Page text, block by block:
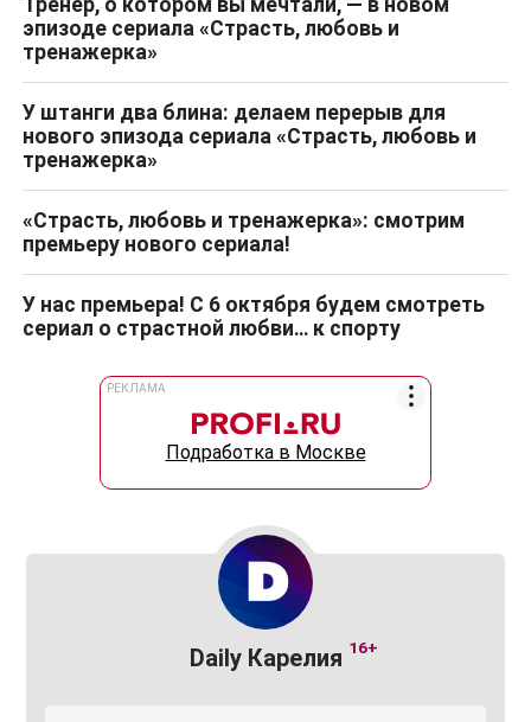
эпизоде сериала «Страсть, любовь и
тренажерка»
У штанги два блина: делаем перерыв для
нового эпизода сериала «Страсть, любовь и
тренажерка»
«Страсть, любовь и тренажерка»: смотрим
премьеру нового сериала!
У нас премьера! С 6 октября будем смотреть
сериал о страстной любви… к спорту
РЕКЛАМА
Подработка в Москве
Daily Карелия 16+